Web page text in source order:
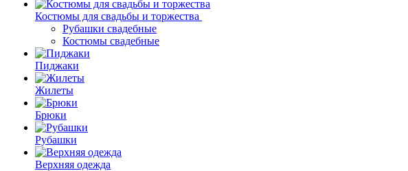
Костюмы для свадьбы и торжества
Рубашки свадебные
Костюмы свадебные
Пиджаки
Жилеты
Брюки
Рубашки
Верхняя одежда